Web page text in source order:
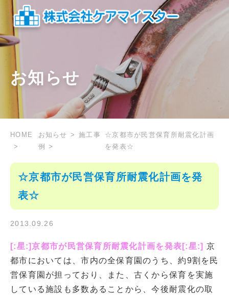
お知らせ
HOME お知らせ
施工事
例
☆京都市が民営保育所耐震化計画
を発表☆
☆京都市が民営保育所耐震化計画を発
表☆
2013.09.26
[:星:]京都市が民営保育所耐震化計画を発表[:星:] 京
都市においては、市内の全保育園のうち、約9割を民
営保育園が担っており、また、古くから保育を実施
している施設も多数あることから、今後耐震化の取